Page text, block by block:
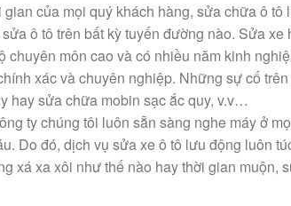
của mọi quý khách hàng, sửa chữa ô
ô tô trên bất kỳ tuyến đường nào. Sửa
môn cao và có nhiều năm kinh
xác và chuyên nghiệp. Những sự cố
hay sửa chữa mobin sạc ắc quy, v.v…
ty chúng tôi luôn sẵn sàng nghe máy ở
Do đó, dịch vụ sửa xe ô tô lưu động luôn
xá xa xôi như thế nào hay thời gian muộn,